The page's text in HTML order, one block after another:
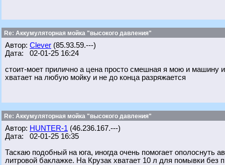
Re: Аккумуляторная мойка "высокого давления"
Автор: Clever (85.93.59.---)
Дата: 02-01-25 16:24
стоит-моет прилично а цена просто смешная я мою и машину
хватает на любую мойку и не до конца разряжается
Re: Аккумуляторная мойка "высокого давления"
Автор: HUNTER-1 (46.236.167.---)
Дата: 02-01-25 16:35
Таскаю подобный на юга, иногда очень помогает ополоснуть
литровой баклажке. На Крузак хватает 10 л для помывки без